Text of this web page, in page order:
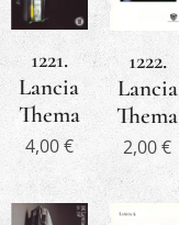
1221.
Lancia
Thema
4,00€
1222.
Lancia
Thema
2,00€